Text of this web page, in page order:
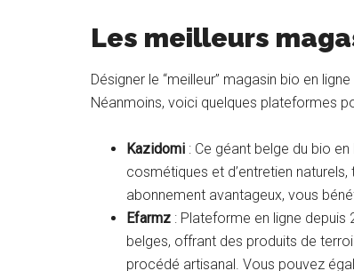
Les meilleurs
Désigner le “meilleur” magasin bio en
Néanmoins, voici quelques plateformes
Kazidomi : Ce géant belge du bio
cosmétiques et d’entretien
abonnement avantageux, vous
Efarmz : Plateforme en ligne
belges, offrant des produits de
procédé artisanal. Vous pouvez